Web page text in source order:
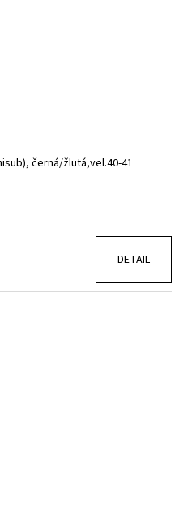
černá/žlutá,vel.40-41
DETAIL